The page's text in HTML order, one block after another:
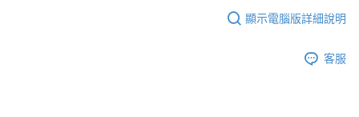
顯示電腦版詳細說明
客服